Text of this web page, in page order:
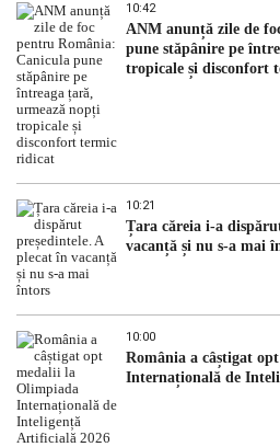
10:42
ANM anunță zile de
pune stăpânire pe
tropicale și disconfort
10:21
Țara căreia i-a
vacanță și nu s-a mai
10:00
România a câștigat
Internațională de